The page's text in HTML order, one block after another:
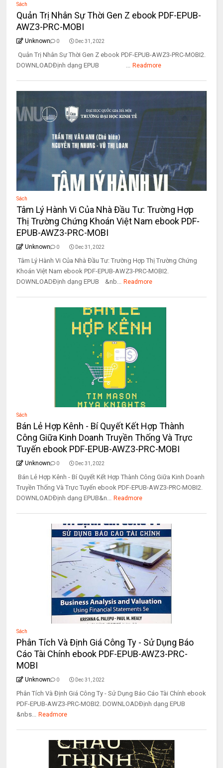
Sách
Quản Trị Nhân Sự Thời Gen Z ebook PDF-EPUB-
AWZ3-PRC-MOBI
Unknown 0 Dec 31, 2022
Quản Trị Nhân Sự Thời Gen Z ebook PDF-EPUB-AWZ3-PRC-MOBI2.
DOWNLOADĐịnh dạng EPUB ... Readmore
Sách
Tâm Lý Hành Vi Của Nhà Đầu Tư: Trường Hợp
Thị Trường Chứng Khoán Việt Nam ebook PDF-
EPUB-AWZ3-PRC-MOBI
Unknown 0 Dec 31, 2022
Tâm Lý Hành Vi Của Nhà Đầu Tư: Trường Hợp Thị Trường Chứng
Khoán Việt Nam ebook PDF-EPUB-AWZ3-PRC-MOBI2.
DOWNLOADĐịnh dạng EPUB &nb... Readmore
Sách
Bán Lẻ Hợp Kênh - Bí Quyết Kết Hợp Thành
Công Giữa Kinh Doanh Truyền Thống Và Trực
Tuyến ebook PDF-EPUB-AWZ3-PRC-MOBI
Unknown 0 Dec 31, 2022
Bán Lẻ Hợp Kênh - Bí Quyết Kết Hợp Thành Công Giữa Kinh Doanh
Truyền Thống Và Trực Tuyến ebook PDF-EPUB-AWZ3-PRC-MOBI2.
DOWNLOADĐịnh dạng EPUB&n... Readmore
Sách
Phân Tích Và Định Giá Công Ty - Sử Dụng Báo
Cáo Tài Chính ebook PDF-EPUB-AWZ3-PRC-
MOBI
Unknown 0 Dec 31, 2022
Phân Tích Và Định Giá Công Ty - Sử Dụng Báo Cáo Tài Chính ebook
PDF-EPUB-AWZ3-PRC-MOBI2. DOWNLOADĐịnh dạng EPUB
&nbs... Readmore